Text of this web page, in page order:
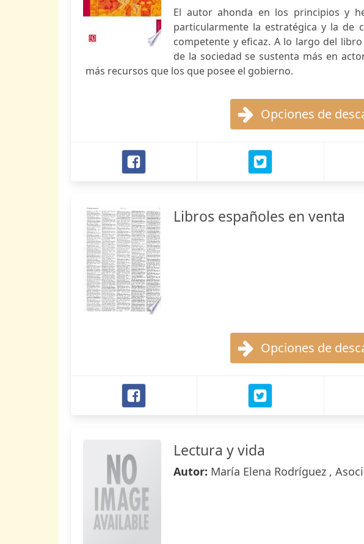
El autor ahonda en los principios y
particularmente la estratégica y la de
competente y eficaz. A lo largo del
de la sociedad se sustenta más en
más recursos que los que posee el gobierno.
Opciones de
Libros españoles en venta
Opciones de
Lectura y vida
Autor: María Elena Rodríguez ,